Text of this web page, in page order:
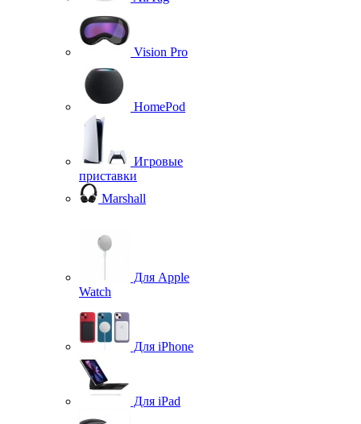
Vision Pro
HomePod
Игровые
приставки
Marshall
Для Apple
Watch
Для iPhone
Для iPad